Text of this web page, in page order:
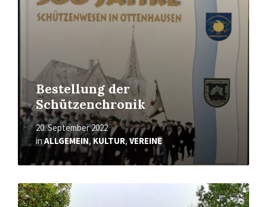
Bestellung der
Schützenchronik
20. September 2022
inALLGEMEIN,KULTUR,VEREINE
Mehr
erfahren